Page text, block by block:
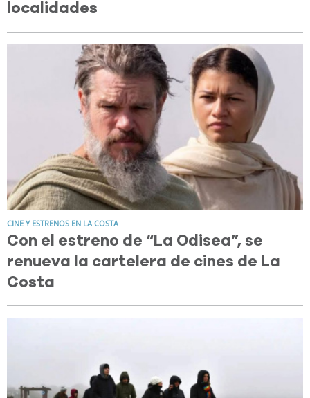
localidades
CINE Y ESTRENOS EN LA COSTA
Con el estreno de “La Odisea”, se
renueva la cartelera de cines de La
Costa